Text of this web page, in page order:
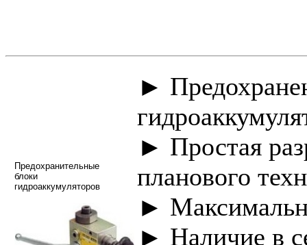
Предохранительные
блоки
гидроаккумуляторов
►
► Простая
планового
►
► Наличие в